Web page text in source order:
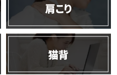
肩こり
猫背